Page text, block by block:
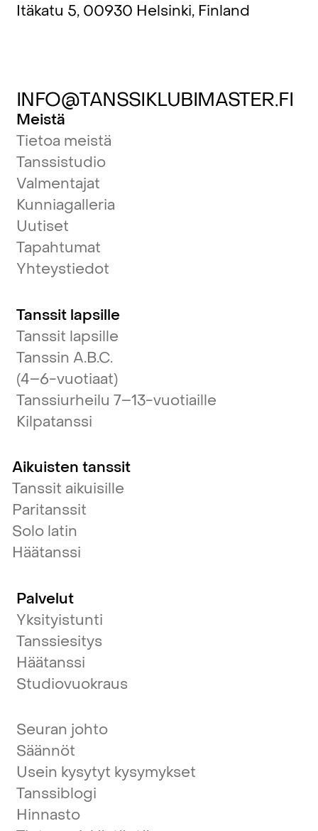
Itäkatu 5, 00930 Helsinki, Finland
INFO@TANSSIKLUBIMASTER.FI
Meistä
Tietoa meistä
Tanssistudio
Valmentajat
Kunniagalleria
Uutiset
Tapahtumat
Yhteystiedot
Tanssit lapsille
Tanssit lapsille
Tanssin A.B.C.
(4–6-vuotiaat)
Tanssiurheilu 7–13-vuotiaille
Kilpatanssi
Aikuisten tanssit
Tanssit aikuisille
Paritanssit
Solo latin
Häätanssi
Palvelut
Yksityistunti
Tanssiesitys
Häätanssi
Studiovuokraus
Seuran johto
Säännöt
Usein kysytyt kysymykset
Tanssiblogi
Hinnasto